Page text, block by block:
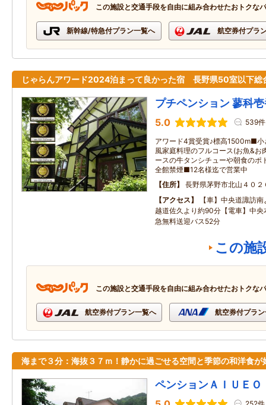
この施設と交通手段を自由に組み合わせたおトクな
新幹線/特急付プラン一覧へ 航空券付プラ
じゃらんアワード2024泊まって良かった宿 長野県50室以下総
プチペンション 蓼科
5.0 539件
アワード4賞受賞♪標高1500m■
風家庭料理のフルコース(お魚&
ースの牛タンシチューや朝食の
全館禁煙■12名様迄で営業中
住所
長野県茅野市北山４０２
アクセス
【車】中央道諏訪
越道佐久より約90分【電車】中
急無料送迎バス52分
この施
この施設と交通手段を自由に組み合わせたおトクな
航空券付プラン一覧へ 航空券付プラ
海まで３分：海抜３７ｍ！静かに過ごせる空間と季節の和洋食が
ペンションＡＩＵＥＯ